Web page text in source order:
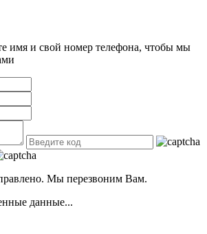
имя и свой номер телефона, чтобы мы
Мы перезвоним Вам.
данные...